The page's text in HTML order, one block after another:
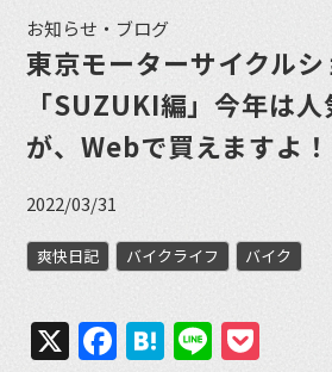
お知らせ・ブログ
東京モーターサイクル
「SUZUKI編」今年は
が、Webで買えますよ！
2022/03/31
爽快日記 バイクライフ バイク
X Facebook
Hatena
Line